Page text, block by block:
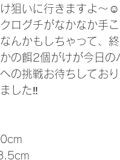
狙いに行きますよ〜☺️
ログチがなかなか手
んかもしちゃって、
の餌2個がけが今日
の挑戦お待ちしてお
した‼️